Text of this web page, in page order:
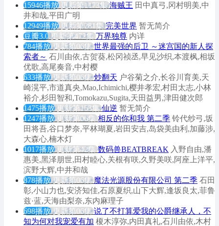
15946播放 更新第1173集 海贼王 田中真弓,冈村明美,中
井和哉,平田广明
12949播放 更新第281集 完美世界 暂无简介
豆瓣3.0 更新第472集 万界独尊 内详
784播放 更新第06集 世界最强的后卫 ～迷宫国的新人探
索者～ 石川由依,古贺葵,松冈祯丞,早见沙织,本渡枫,相坂
优歌,高尾奏音,中村樱
633播放 更新第06集 炒翻天 户谷菊之介,长谷川育美,天
崎滉平,市道真央,Mao,Ichimichi,樱井孝宏,村田太志,小林
裕介,杉田智和,Tomokazu,Sugita,天田益男,津田健次郎
1475播放 更新第153集 仙逆 暂无简介
1247播放 更新第06集 相反的你和我 第二季 铃代纱弓,坂
田将吾,谷口梦奈,平林瑚夏,岩田安吉,岛袋美由利,加藤涉,
大森心,楠木灯
1017播放 更新第42集 数码兽BEATBREAK 入野自由,潘
惠美,黑泽朋世,田村睦心,关根有咲,久野美咲,阿座上洋平,
滨野大辉,中井和哉
878播放 更新第06集 魔法光源股份有限公司 第二季 石田
彰,小山力也,安济知佳,石原夏织,山下大辉,逢坂良太,菲鲁
兹·蓝,天海由梨奈,东内麻理子
698播放 更新第06集 说了不打算爱我的公爵继承人，不
知为何对我宠爱有加 榎木淳弥,内田真礼,石川由依,木村